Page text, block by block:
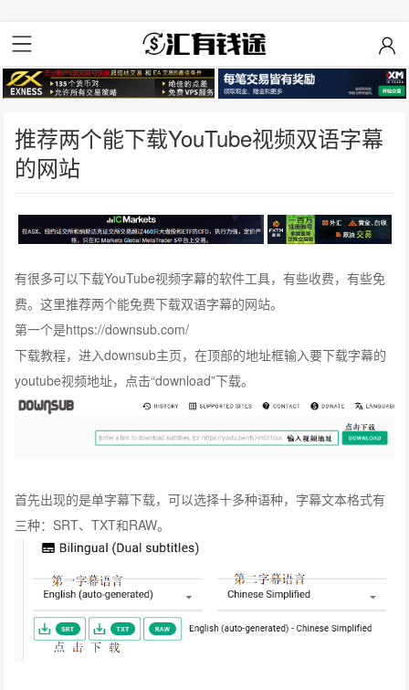
推荐两个能下载YouTube视频双语字幕
的网站
有很多可以下载YouTube视频字幕的软件工具，有些收费，有些免
费。这里推荐两个能免费下载双语字幕的网站。
第一个是https://downsub.com/
下载教程，进入downsub主页，在顶部的地址框输入要下载字幕的
youtube视频地址，点击“download”下载。
首先出现的是单字幕下载，可以选择十多种语种，字幕文本格式有
三种：SRT、TXT和RAW。